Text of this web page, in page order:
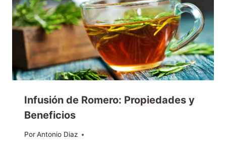
Infusión de Romero: Propiedades y
Beneficios
PorAntonio Diaz
29/11/2013